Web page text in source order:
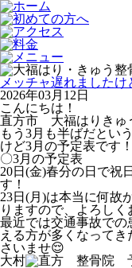
メッチャ遅れました
2026年03月12日
こんにちは！
直方市 大福はりきゅ
もう3月も半ばだとい
けど3月の予定表です！
〇3月の予定表
20日(金)春分の日で祝
す！
23日(月)は本当に何故
りますので、よろし
最近では交通事故で
える方が多くなって
さいませ😌
大村